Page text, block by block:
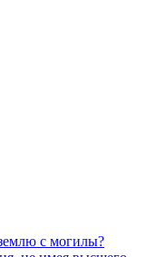
с могилы?